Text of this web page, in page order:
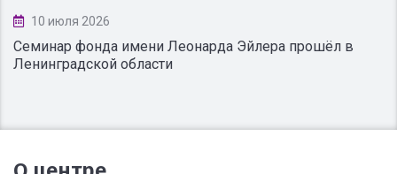
10 июля 2026
Семинар фонда имени Леонарда Эйлера прошёл в
Ленинградской области